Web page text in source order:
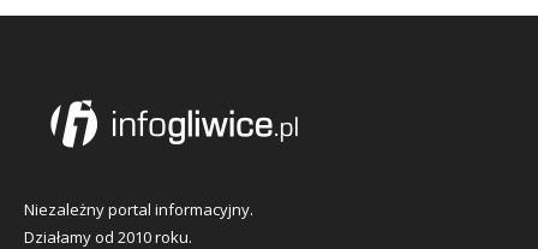
Niezależny portal informacyjny.
Działamy od 2010 roku.